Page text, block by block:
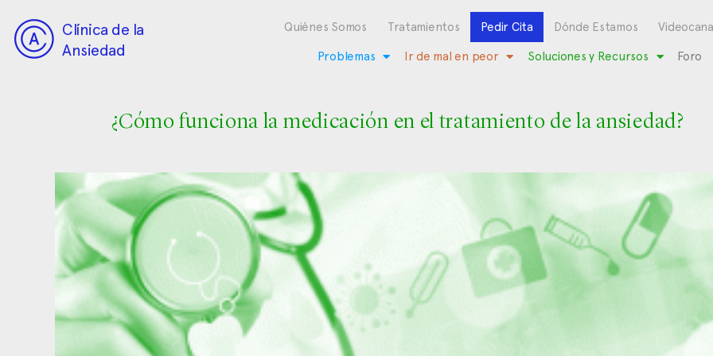
Clínica de la
Ansiedad
Quiénes Somos Tratamientos Pedir Cita Dónde Estamos
Problemas Ir de mal en peor Soluciones y Recursos Foro
¿Cómo funciona la medicación en el tratamiento de la ansiedad?